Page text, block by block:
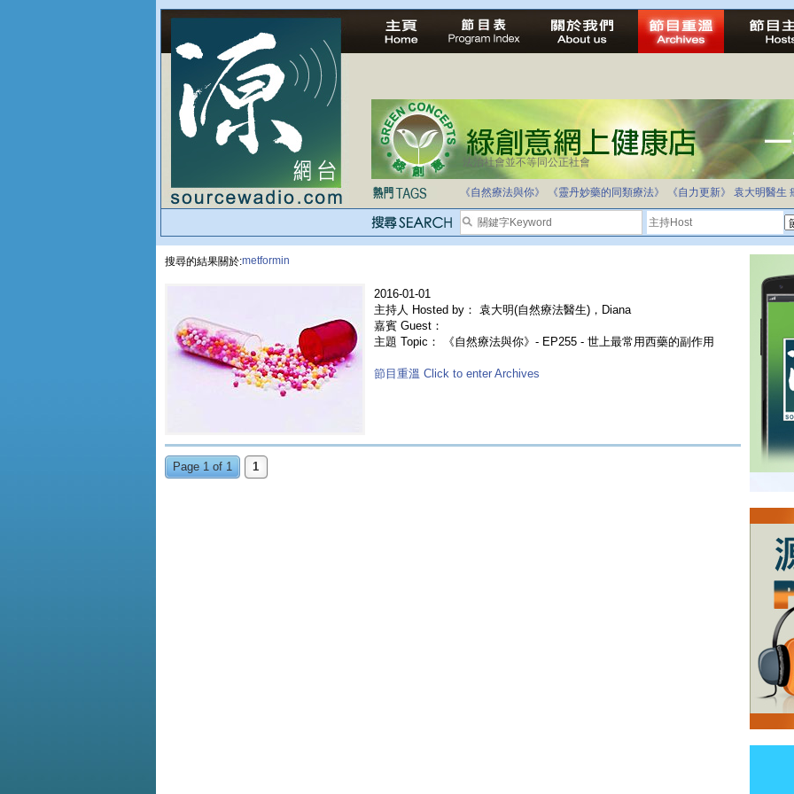
法治社會並不等同公正社會
《自然療法與你》 《靈丹妙藥的同類療法》 《自力更新》 袁大明醫生
搜尋的結果關於:metformin
2016-01-01
主持人 Hosted by： 袁大明(自然療法醫生)，Diana
嘉賓 Guest：
主題 Topic： 《自然療法與你》- EP255 - 世上最常用西藥的副作用
節目重溫 Click to enter Archives
Page 1 of 1 1